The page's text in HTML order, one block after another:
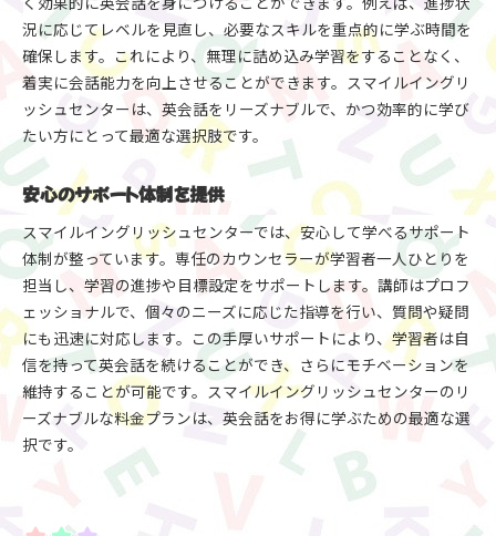
況に応じてレベルを見直し、必要なスキルを重点的に学ぶ時間を
確保します。これにより、無理に詰め込み学習をすることなく、
着実に会話能力を向上させることができます。スマイルイングリ
ッシュセンターは、英会話をリーズナブルで、かつ効率的に学び
たい方にとって最適な選択肢です。
安心のサポート体制を提供
スマイルイングリッシュセンターでは、安心して学べるサポート
体制が整っています。専任のカウンセラーが学習者一人ひとりを
担当し、学習の進捗や目標設定をサポートします。講師はプロフ
ェッショナルで、個々のニーズに応じた指導を行い、質問や疑問
にも迅速に対応します。この手厚いサポートにより、学習者は自
信を持って英会話を続けることができ、さらにモチベーションを
維持することが可能です。スマイルイングリッシュセンターのリ
ーズナブルな料金プランは、英会話をお得に学ぶための最適な選
択です。